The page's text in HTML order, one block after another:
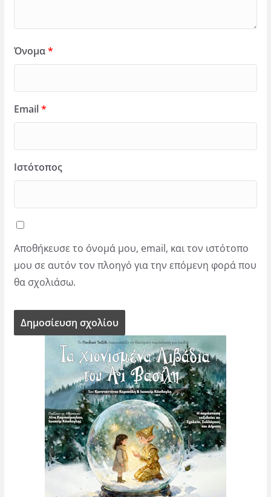
Όνομα*
Email*
Ιστότοπος
Αποθήκευσε το όνομά μου, email, και τον ιστότοπο
μου σε αυτόν τον πλοηγό για την επόμενη φορά που
θα σχολιάσω.